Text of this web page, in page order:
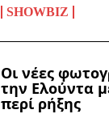
SHOWBIZ
Οι νέες
την Ελούντα
περί ρήξης